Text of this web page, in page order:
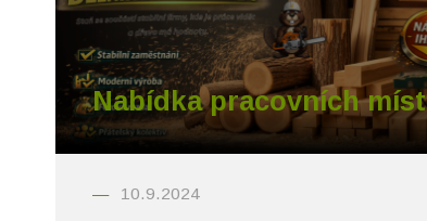
Nabídka pracovních míst
10.9.2024